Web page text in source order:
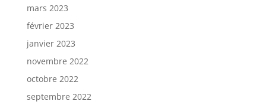
mars 2023
février 2023
janvier 2023
novembre 2022
octobre 2022
septembre 2022